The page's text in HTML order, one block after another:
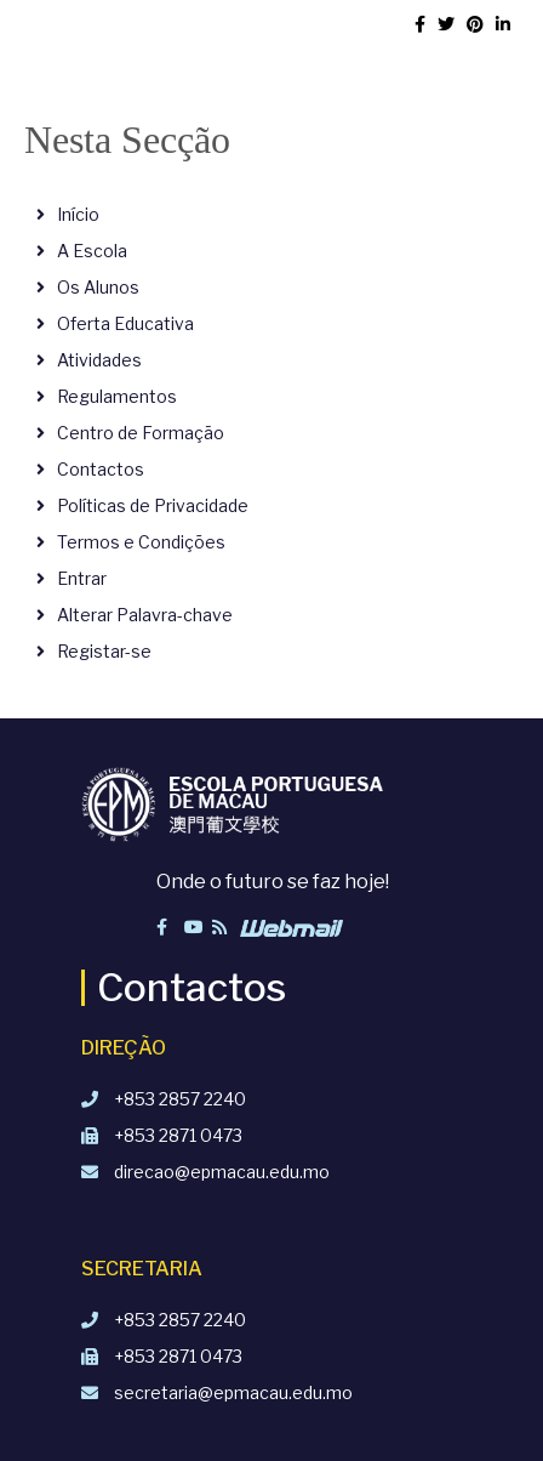
Nesta Secção
Início
A Escola
Os Alunos
Oferta Educativa
Atividades
Regulamentos
Centro de Formação
Contactos
Políticas de Privacidade
Termos e Condições
Entrar
Alterar Palavra-chave
Registar-se
Onde o futuro se faz hoje!
Contactos
DIREÇÃO
+853 2857 2240
+853 2871 0473
direcao@epmacau.edu.mo
SECRETARIA
+853 2857 2240
+853 2871 0473
secretaria@epmacau.edu.mo